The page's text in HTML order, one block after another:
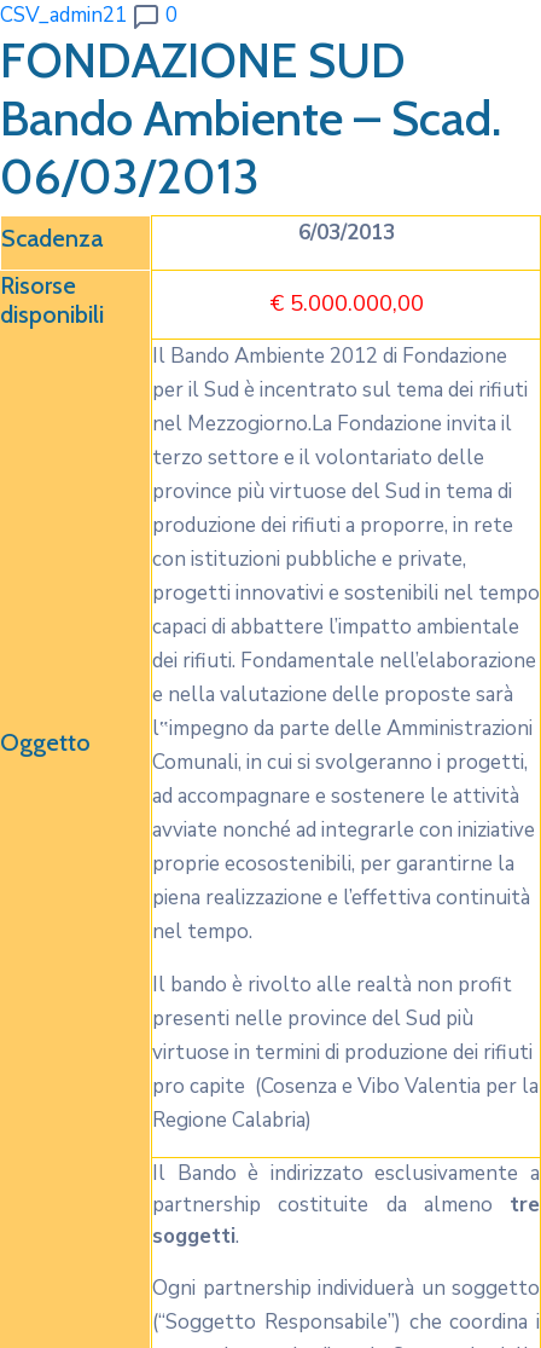
CSV_admin21
0
FONDAZIONE SUD
Bando Ambiente – Scad.
06/03/2013
Scadenza 6/03/2013
Risorse
disponibili
€ 5.000.000,00
Oggetto
Il Bando Ambiente 2012 di Fondazione
per il Sud è incentrato sul tema dei rifiuti
nel Mezzogiorno.La Fondazione invita il
terzo settore e il volontariato delle
province più virtuose del Sud in tema di
produzione dei rifiuti a proporre, in rete
con istituzioni pubbliche e private,
progetti innovativi e sostenibili nel tempo
capaci di abbattere l’impatto ambientale
dei rifiuti. Fondamentale nell’elaborazione
e nella valutazione delle proposte sarà
l‟impegno da parte delle Amministrazioni
Comunali, in cui si svolgeranno i progetti,
ad accompagnare e sostenere le attività
avviate nonché ad integrarle con iniziative
proprie ecosostenibili, per garantirne la
piena realizzazione e l’effettiva continuità
nel tempo.
Il bando è rivolto alle realtà non profit
presenti nelle province del Sud più
virtuose in termini di produzione dei rifiuti
pro capite (Cosenza e Vibo Valentia per la
Regione Calabria)
Il Bando è indirizzato esclusivamente a
partnership costituite da almeno tre
soggetti.
Ogni partnership individuerà un soggetto
(“Soggetto Responsabile”) che coordina i